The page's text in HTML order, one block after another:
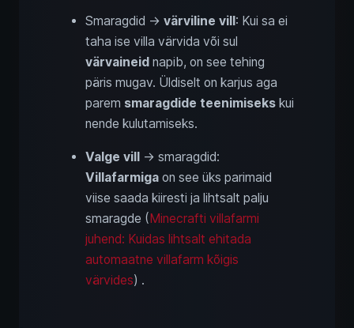
Smaragdid → värviline vill: Kui sa ei
taha ise villa värvida või sul
värvaineid napib, on see tehing
päris mugav. Üldiselt on karjus aga
parem smaragdide teenimiseks kui
nende kulutamiseks.
Valge vill → smaragdid:
Villafarmiga on see üks parimaid
viise saada kiiresti ja lihtsalt palju
smaragde (Minecrafti villafarmi
juhend: Kuidas lihtsalt ehitada
automaatne villafarm kõigis
värvides) .